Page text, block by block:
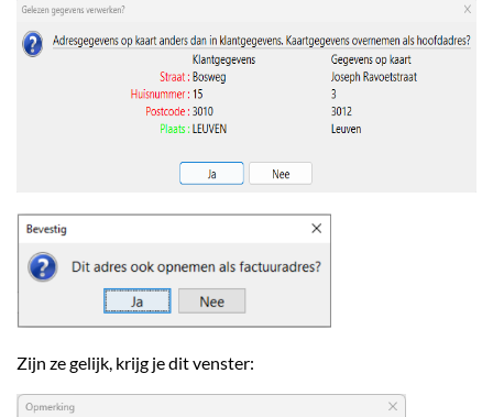
Zijn ze gelijk, krijg je dit venster: